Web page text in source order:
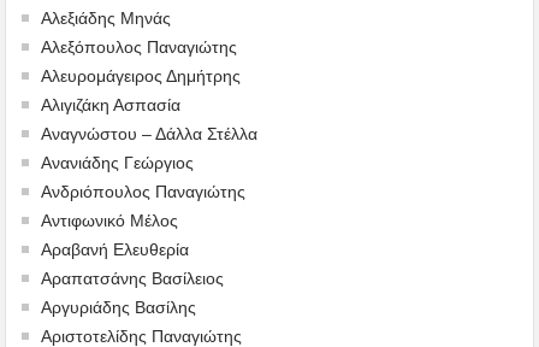
Αλεξιάδης Μηνάς
Αλεξόπουλος Παναγιώτης
Αλευρομάγειρος Δημήτρης
Αλιγιζάκη Ασπασία
Αναγνώστου – Δάλλα Στέλλα
Ανανιάδης Γεώργιος
Ανδριόπουλος Παναγιώτης
Αντιφωνικό Μέλος
Αραβανή Ελευθερία
Αραπατσάνης Βασίλειος
Αργυριάδης Βασίλης
Αριστοτελίδης Παναγιώτης